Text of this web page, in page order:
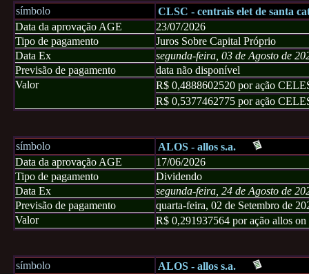
símbolo
CLSC - centrais elet de santa
Data da aprovação AGE
23/07/2026
Tipo de pagamento
Juros Sobre Capital Próprio
Data Ex
segunda-feira, 03 de Agosto de
Previsão de pagamento
data não disponível
Valor
R$ 0,4888602520 por ação
R$ 0,5377462775 por ação
símbolo
ALOS - allos s.a.
Data da aprovação AGE
17/06/2026
Tipo de pagamento
Dividendo
Data Ex
segunda-feira, 24 de Agosto de
Previsão de pagamento
quarta-feira, 02 de Setembro de
Valor
R$ 0,291937564 por ação allos on
símbolo
ALOS - allos s.a.